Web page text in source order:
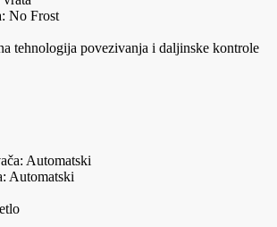
No Frost
tehnologija povezivanja i daljinske kontrole
Automatski
Automatski